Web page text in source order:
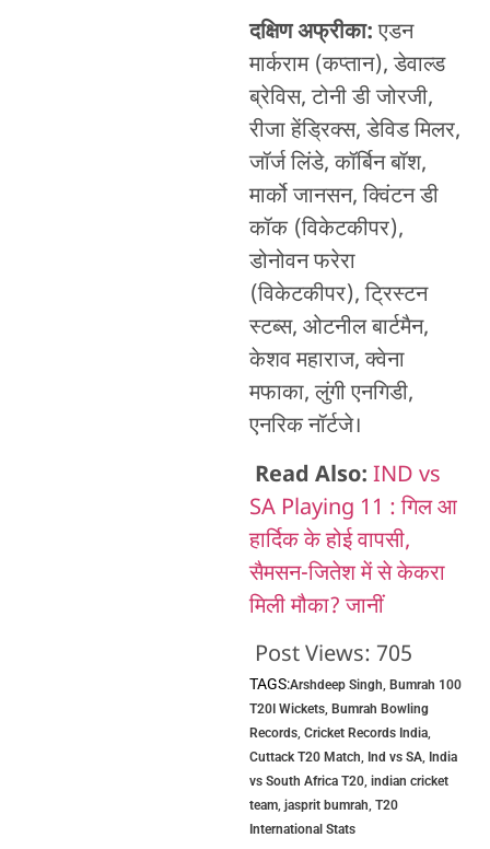
दक्षिण अफ्रीका:एडन
मार्कराम (कप्तान), डेवाल्ड
ब्रेविस, टोनी डी जोरजी,
रीजा हेंड्रिक्स, डेविड मिलर,
जॉर्ज लिंडे, कॉर्बिन बॉश,
मार्को जानसन, क्विंटन डी
कॉक (विकेटकीपर),
डोनोवन फरेरा
(विकेटकीपर), ट्रिस्टन
स्टब्स, ओटनील बार्टमैन,
केशव महाराज, क्वेना
मफाका, लुंगी एनगिडी,
एनरिक नॉर्टजे।
Read Also: IND vs
SA Playing 11 : गिल आ
हार्दिक के होई वापसी,
सैमसन-जितेश में से केकरा
मिली मौका? जानीं
Post Views: 705
TAGS:Arshdeep Singh, Bumrah 100
T20I Wickets, Bumrah Bowling
Records, Cricket Records India,
Cuttack T20 Match, Ind vs SA, India
vs South Africa T20, indian cricket
team, jasprit bumrah, T20
International Stats